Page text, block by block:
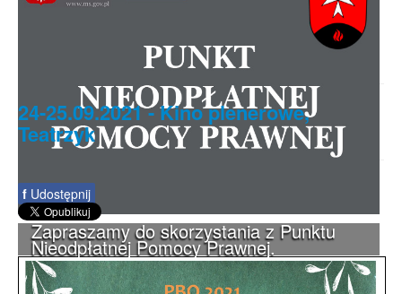
Zapraszamy do skorzystania z Punktu
Nieodpłatnej Pomocy Prawnej.
24-25.09.2021 - Kino plenerowe,
Teatrzyk
f Udostępnij